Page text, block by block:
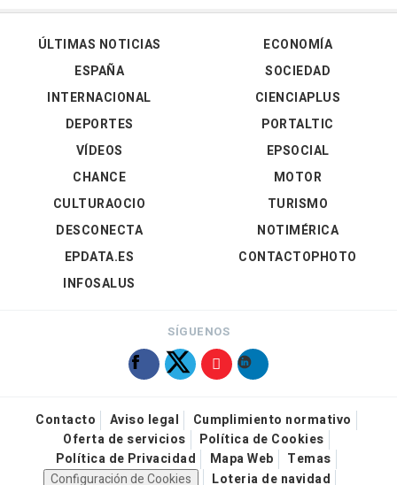
ÚLTIMAS NOTICIAS
ESPAÑA
INTERNACIONAL
DEPORTES
VÍDEOS
ECONOMÍA
SOCIEDAD
CIENCIAPLUS
PORTALTIC
EPSOCIAL
CHANCE
CULTURAOCIO
DESCONECTA
EPDATA.ES
INFOSALUS
MOTOR
TURISMO
NOTIMÉRICA
CONTACTOPHOTO
SÍGUENOS
Contacto Aviso legal
Cumplimiento normativo
Oferta de servicios
Política de Cookies
Política de Privacidad
Mapa Web
Temas
Configuración de Cookies
Loteria de navidad